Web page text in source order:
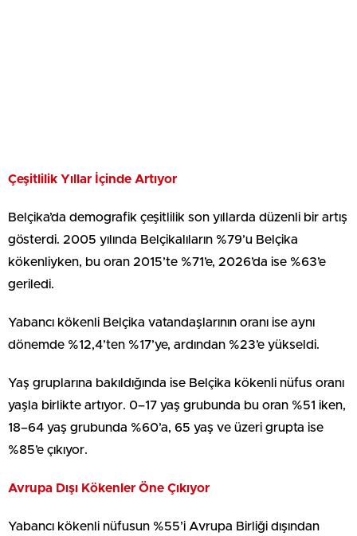
Çeşitlilik Yıllar İçinde Artıyor
Belçika’da demografik çeşitlilik son yıllarda düzenli bir artış
gösterdi. 2005 yılında Belçikalıların %79’u Belçika
kökenliyken, bu oran 2015’te %71’e, 2026’da ise %63’e
geriledi.
Yabancı kökenli Belçika vatandaşlarının oranı ise aynı
dönemde %12,4’ten %17’ye, ardından %23’e yükseldi.
Yaş gruplarına bakıldığında ise Belçika kökenli nüfus oranı
yaşla birlikte artıyor. 0–17 yaş grubunda bu oran %51 iken,
18–64 yaş grubunda %60’a, 65 yaş ve üzeri grupta ise
%85’e çıkıyor.
Avrupa Dışı Kökenler Öne Çıkıyor
Yabancı kökenli nüfusun %55’i Avrupa Birliği dışından